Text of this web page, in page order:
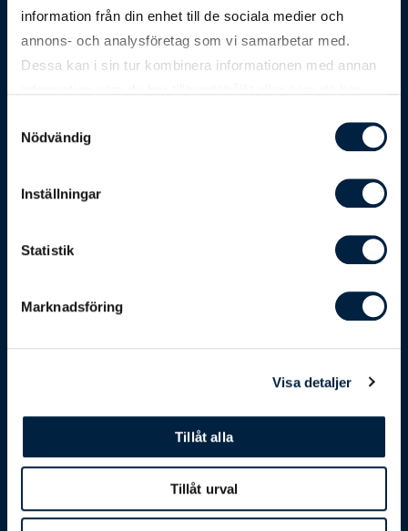
information från din enhet till de sociala medier och
annons- och analysföretag som vi samarbetar med.
Dessa kan i sin tur kombinera informationen med annan
Nödvändig
Inställningar
Statistik
Marknadsföring
Visa detaljer
Tillåt alla
Tillåt urval
Easytryck